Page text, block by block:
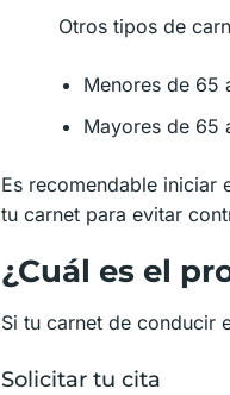
Otros tipos de
Menores de 65
Mayores de 65
Es recomendable iniciar
tu carnet para evitar
¿Cuál es el
Si tu carnet de conducir
Solicitar tu cita